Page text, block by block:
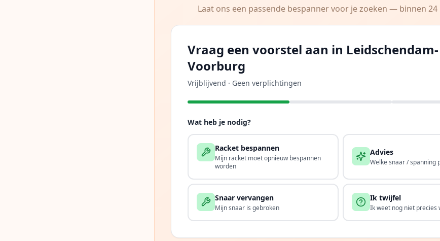
Laat ons een passende bespanner voor je zoeken — binnen
Vraag een voorstel aan in Leidschendam-
Voorburg
Vrijblijvend · Geen verplichtingen
Wat heb je nodig?
Racket bespannen
Mijn racket moet opnieuw bespannen
worden
Advies
Welke snaar / spanning
Snaar vervangen
Mijn snaar is gebroken
Ik twijfel
Ik weet nog niet precies